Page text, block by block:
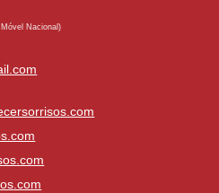
Nacional)